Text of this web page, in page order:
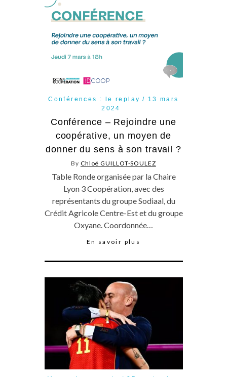
Conférences : le replay
13 mars
2024
Conférence – Rejoindre une
coopérative, un moyen de
donner du sens à son travail ?
By Chloé GUILLOT-SOULEZ
Table Ronde organisée par la Chaire
Lyon 3 Coopération, avec des
représentants du groupe Sodiaal, du
Crédit Agricole Centre-Est et du groupe
Oxyane. Coordonnée…
En savoir plus